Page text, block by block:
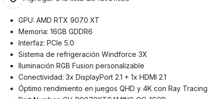
GPU: AMD RTX 9070 XT
Memoria: 16GB GDDR6
Interfaz: PCIe 5.0
Sistema de refrigeración Windforce 3X
Iluminación RGB Fusion personalizable
Conectividad: 3x DisplayPort 2.1 + 1x HDMI 2.1
Óptimo rendimiento en juegos QHD y 4K con Ray Tracing